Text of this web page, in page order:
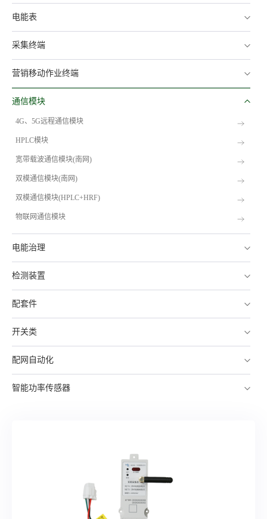
电能表
采集终端
营销移动作业终端
通信模块
4G、5G远程通信模块
HPLC模块
宽带载波通信模块(南网)
双模通信模块(南网)
双模通信模块(HPLC+HRF)
物联网通信模块
电能治理
检测装置
配套件
开关类
配网自动化
智能功率传感器